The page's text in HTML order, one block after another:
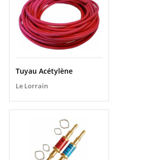
Tuyau Acétylène
Le Lorrain